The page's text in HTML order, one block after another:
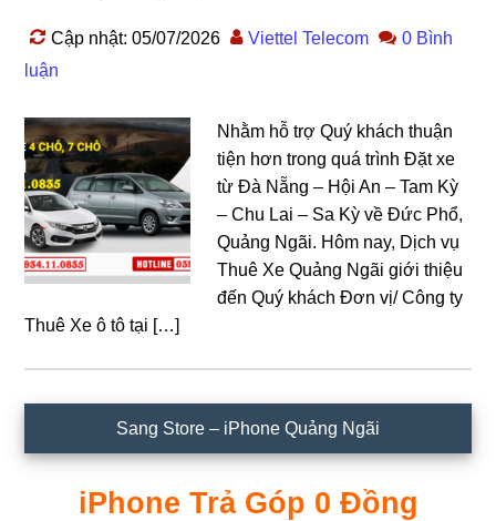
Cập nhật: 05/07/2026 Viettel Telecom
0 Bình
luận
Nhằm hỗ trợ Quý khách thuận
tiện hơn trong quá trình Đặt xe
từ Đà Nẵng – Hội An – Tam Kỳ
– Chu Lai – Sa Kỳ về Đức Phổ,
Quảng Ngãi. Hôm nay, Dịch vụ
Thuê Xe Quảng Ngãi giới thiệu
đến Quý khách Đơn vị/ Công ty
Thuê Xe ô tô tại […]
chính
Sang Store – iPhone Quảng Ngãi
iPhone Trả Góp 0 Đồng